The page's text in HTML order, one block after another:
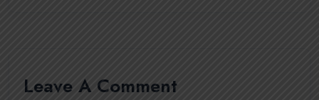
Leave A Comment